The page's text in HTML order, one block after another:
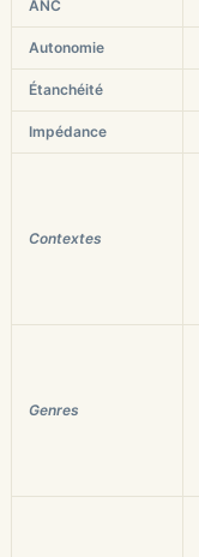
ANC
Autonomie
Étanchéité
Impédance
Contextes
Genres